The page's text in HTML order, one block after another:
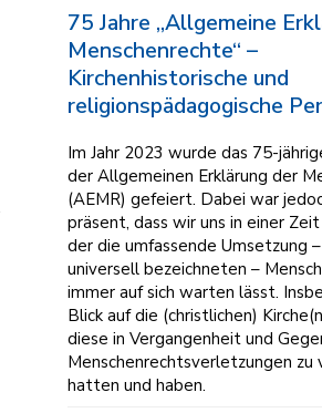
75 Jahre „Allgemeine
Menschenrechte“ –
Kirchenhistorische und
religionspädagogische
Im Jahr 2023 wurde das 75-
der Allgemeinen Erklärung der
(AEMR) gefeiert. Dabei war
präsent, dass wir uns in einer
der die umfassende Umsetzung
universell bezeichneten –
immer auf sich warten lässt.
Blick auf die (christlichen)
diese in Vergangenheit und
Menschenrechtsverletzungen zu
hatten und haben.